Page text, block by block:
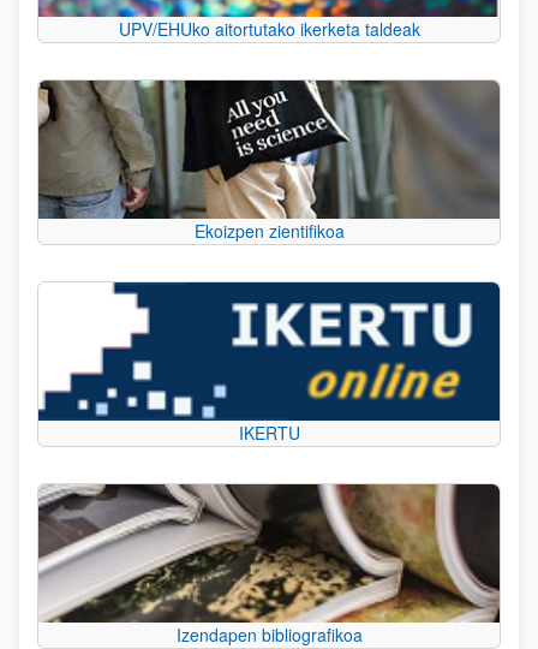
UPV/EHUko aitortutako ikerketa taldeak
Ekoizpen zientifikoa
IKERTU
Izendapen bibliografikoa